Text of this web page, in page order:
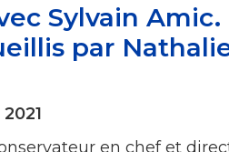
Sylvain Amic.
par
en chef et